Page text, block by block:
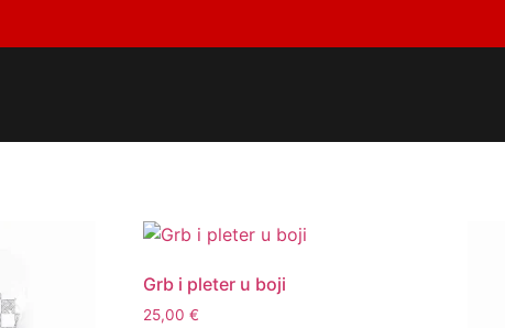
Grb i pleter u boji
25,00€